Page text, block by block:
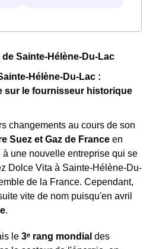
Sainte-Hélène-Du-Lac
Hélène-Du-Lac :
sur le fournisseur historique
changements au cours de son
Suez et Gaz de France en
une nouvelle entreprise qui se
Dolce Vita à Sainte-Hélène-Du-
de la France. Cependant,
vite de nom puisqu'en avril
.
le 3ᵉ rang mondial des